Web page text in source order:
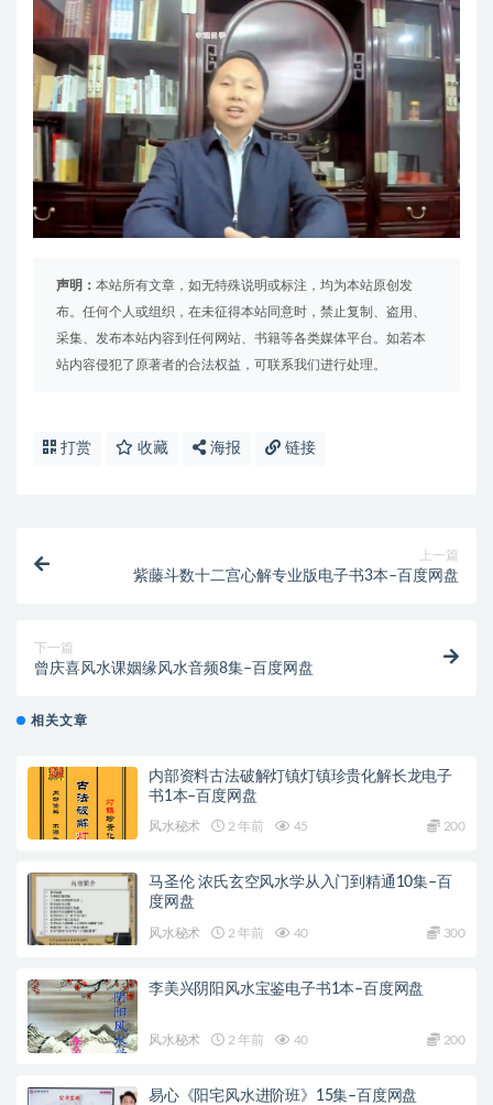
声明： 本站所有文章，如无特殊说明或标注，均为本站原创发
布。任何个人或组织，在未征得本站同意时，禁止复制、盗用、
采集、发布本站内容到任何网站、书籍等各类媒体平台。如若本
站内容侵犯了原著者的合法权益，可联系我们进行处理。
打赏 收藏 海报 链接
上一篇
紫藤斗数十二宫心解专业版电子书3本–百度网盘
下一篇
曾庆喜风水课姻缘风水音频8集–百度网盘
相关文章
内部资料古法破解灯镇灯镇珍贵化解长龙电子
书1本–百度网盘
风水秘术 2 年前 45 200
马圣伦 浓氏玄空风水学从入门到精通10集–百
度网盘
风水秘术 2 年前 40 300
李美兴阴阳风水宝鉴电子书1本–百度网盘
风水秘术 2 年前 40 200
易心《阳宅风水进阶班》15集–百度网盘